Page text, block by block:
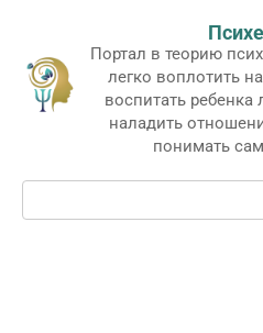
контенту
Портал в теорию
легко воплотить
воспитать ребенка
наладить
понимать
Поиск: